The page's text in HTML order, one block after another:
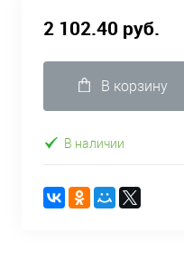
2 102.40 руб.
В корзину
В наличии